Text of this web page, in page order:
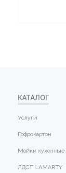
КАТАЛОГ
Услуги
Гофрокартон
Мойки кухонные
ЛДСП LAMARTY